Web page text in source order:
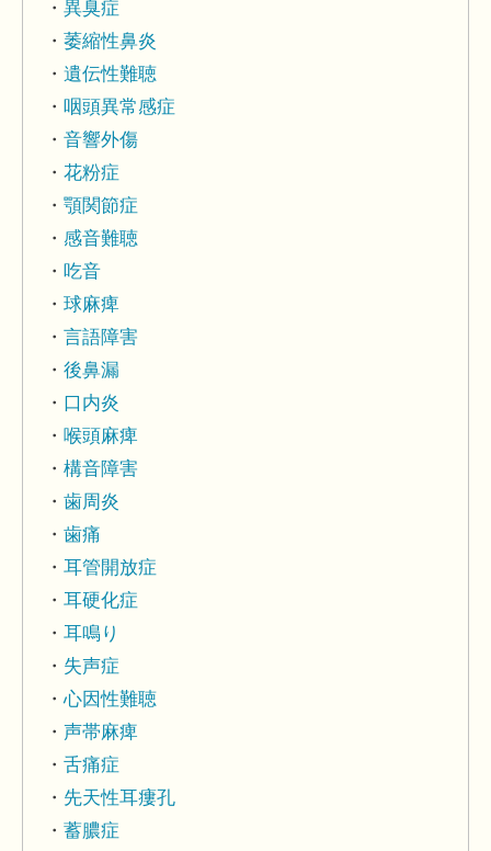
異臭症
萎縮性鼻炎
遺伝性難聴
咽頭異常感症
音響外傷
花粉症
顎関節症
感音難聴
吃音
球麻痺
言語障害
後鼻漏
口内炎
喉頭麻痺
構音障害
歯周炎
歯痛
耳管開放症
耳硬化症
耳鳴り
失声症
心因性難聴
声帯麻痺
舌痛症
先天性耳瘻孔
蓄膿症